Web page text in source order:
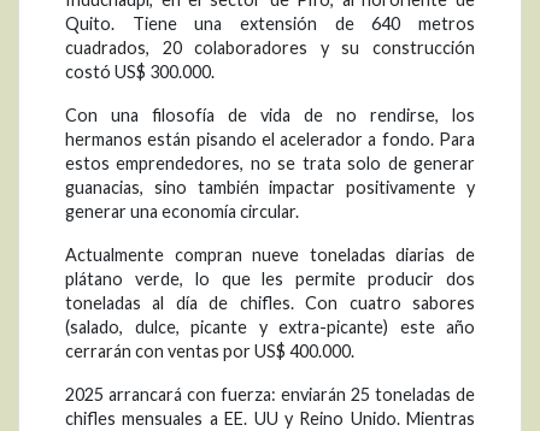
Quito. Tiene una extensión de 640 metros
cuadrados, 20 colaboradores y su construcción
costó US$ 300.000.
Con una filosofía de vida de no rendirse, los
hermanos están pisando el acelerador a fondo. Para
estos emprendedores, no se trata solo de generar
guanacias, sino también impactar positivamente y
generar una economía circular.
Actualmente compran nueve toneladas diarias de
plátano verde, lo que les permite producir dos
toneladas al día de chifles. Con cuatro sabores
(salado, dulce, picante y extra-picante) este año
cerrarán con ventas por US$ 400.000.
2025 arrancará con fuerza: enviarán 25 toneladas de
chifles mensuales a EE. UU y Reino Unido. Mientras